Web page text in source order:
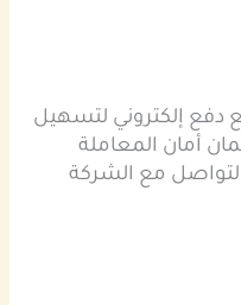
إلكتروني لتسهيل
أمان المعاملة
مع الشركة